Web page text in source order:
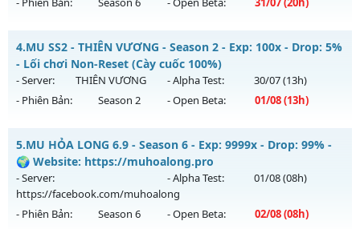
Kiểu reset: Non Reset
Thể loại: Mu Nguyên bản Webzen
Antihack: XShield
Mu WarX - 60 FPS - 50K Points - Lộ Trình Dài
Mu mới ra tháng 07 2026 - Mở máy chủ
ngày 31/07/2626
Exp: 400x - Drop: 20%
Thể loại: Mu Custom thêm đồ mới
Antihack: UGK Shield + Phoenix
4.MU SS2 - THIÊN VƯƠNG - Season 2 - Exp: 100x - Drop: 5%
- Lối chơi Non-Reset (Cày cuốc 100%)
- Server: THIÊN VƯƠNG - Alpha Test: 30/07(13h)
- Phiên Bản:
Season 2 - Open Beta: 01/08(13h)
MU SS2 - THIÊN VƯƠNG - Lối chơi Non-Reset (Cày cuốc
100%)
Mu mới ra tháng 08 2026 - Mở máy chủ
THIÊN VƯƠNG
13h ngày 01/08/2626
Exp: 100x - Drop: 5%
5.MU HỎA LONG 6.9 - Season 6 - Exp: 9999x - Drop: 99% -
🌍 Website: https://muhoalong.pro
- Server:
https://facebook.com/muhoalong
- Alpha Test: 01/08(08h)
- Phiên Bản: Season 6 - Open Beta: 02/08(08h)